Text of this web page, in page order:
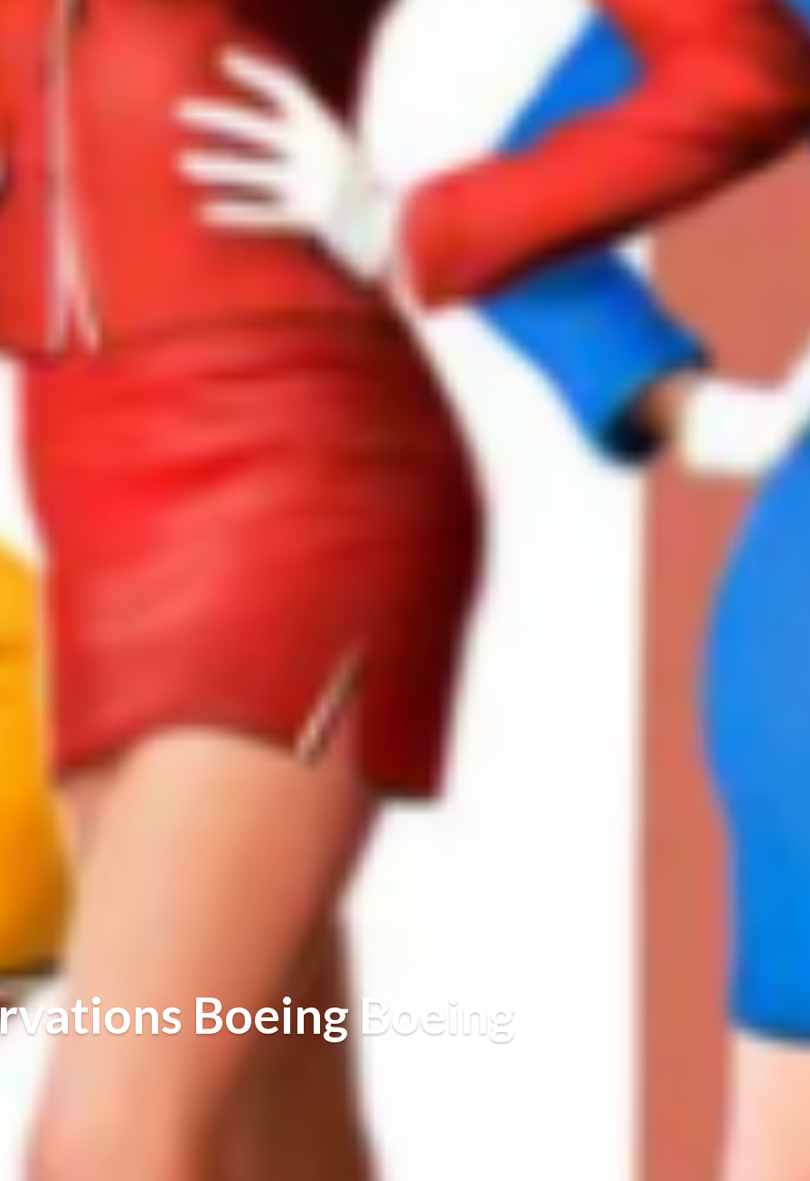
Boeing Boeing